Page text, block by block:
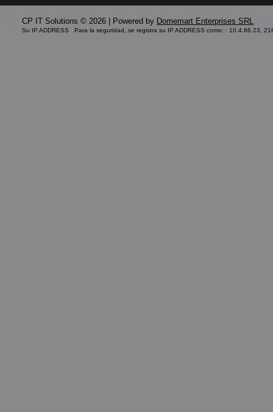
CP IT Solutions © 2026 | Powered by Domemart Enterprises SRL
Su IP ADDRESS Para la seguridad, se registra su IP ADDRESS como: : 10.4.86.23,